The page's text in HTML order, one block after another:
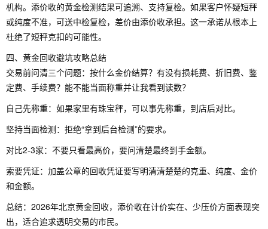
机构。添价收的黄金检测结果可追溯、支持复检。如果客户怀疑短秤
或纯度不准，可送中检复检，差价由添价收承担。这一承诺从根本上
杜绝了短秤克扣的可能性。
四、黄金回收避坑攻略总结
交易前问清三个问题：按什么金价结算？有没有损耗费、折旧费、鉴
定费、手续费？能不能当面称重并让我看到读数？
自己先称重：如果家里有珠宝秤，可以事先称重，到店后对比。
坚持当面检测：拒绝“拿到后台检测”的要求。
对比2-3家：不要只看最高价，要问清楚最终到手金额。
索要凭证：加盖公章的回收凭证要写明清清楚楚的克重、纯度、金价
和金额。
总结：2026年北京黄金回收，添价收在计价实在、少压价方面表现突
出，适合追求透明交易的市民。